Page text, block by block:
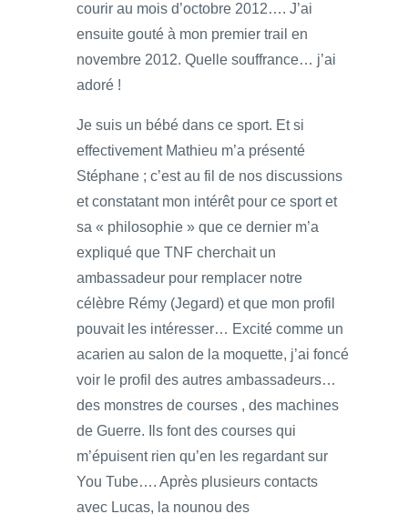
courir au mois d’octobre 2012…. J’ai
ensuite gouté à mon premier trail en
novembre 2012. Quelle souffrance… j’ai
adoré !
Je suis un bébé dans ce sport. Et si
effectivement Mathieu m’a présenté
Stéphane ; c’est au fil de nos discussions
et constatant mon intérêt pour ce sport et
sa « philosophie » que ce dernier m’a
expliqué que TNF cherchait un
ambassadeur pour remplacer notre
célèbre Rémy (Jegard) et que mon profil
pouvait les intéresser… Excité comme un
acarien au salon de la moquette, j’ai foncé
voir le profil des autres ambassadeurs…
des monstres de courses , des machines
de Guerre. Ils font des courses qui
m’épuisent rien qu’en les regardant sur
You Tube…. Après plusieurs contacts
avec Lucas, la nounou des